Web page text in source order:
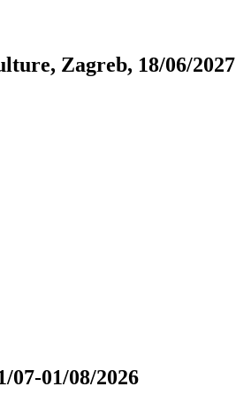
Zagreb, 18/06/2027
07-01/08/2026